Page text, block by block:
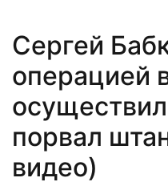
Сергей
операцией
порвал
видео)